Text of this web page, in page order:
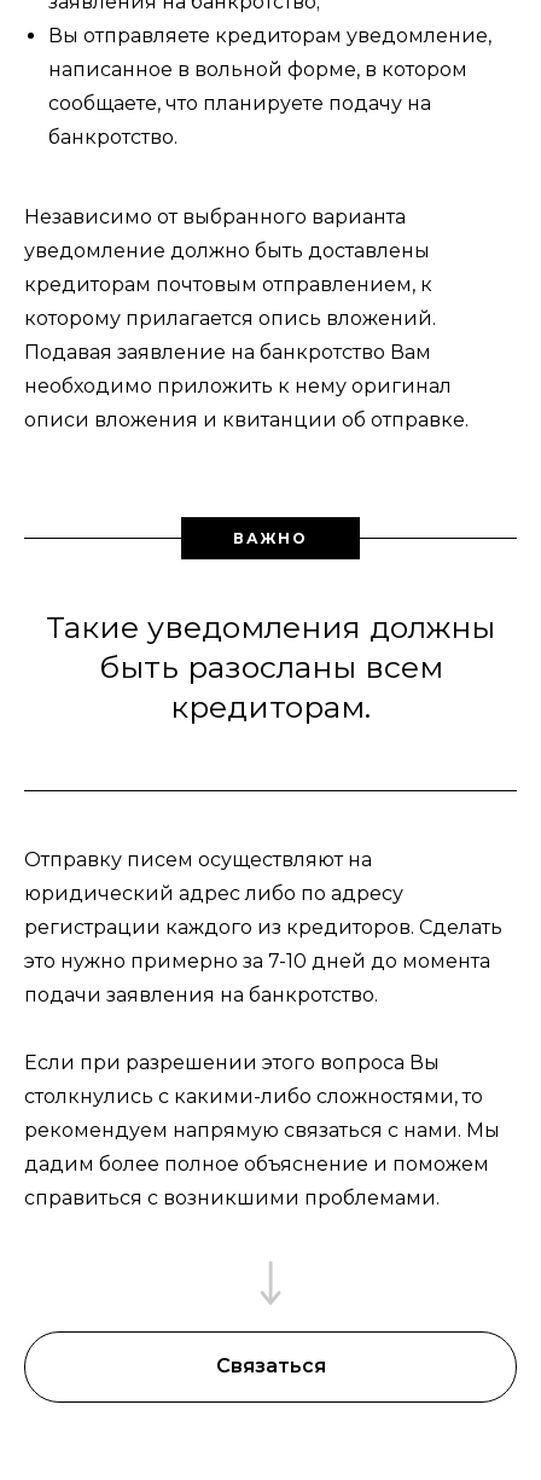
Вы отправляете кредиторам уведомление,
написанное в вольной форме, в котором
сообщаете, что планируете подачу на
банкротство.
Независимо от выбранного варианта
уведомление должно быть доставлены
кредиторам почтовым отправлением, к
которому прилагается опись вложений.
Подавая заявление на банкротство Вам
необходимо приложить к нему оригинал
описи вложения и квитанции об отправке.
ВАЖНО
Такие уведомления должны
быть разосланы всем
кредиторам.
Отправку писем осуществляют на
юридический адрес либо по адресу
регистрации каждого из кредиторов. Сделать
это нужно примерно за 7-10 дней до момента
подачи заявления на банкротство.
Если при разрешении этого вопроса Вы
столкнулись с какими-либо сложностями, то
рекомендуем напрямую связаться с нами. Мы
дадим более полное объяснение и поможем
справиться с возникшими проблемами.
Связаться